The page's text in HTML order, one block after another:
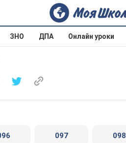
ЗНО ДПА Онлайн уроки
097 098